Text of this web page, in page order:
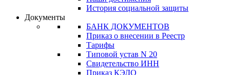
История социальной защиты
Документы
БАНК ДОКУМЕНТОВ
Приказ о внесении в Реестр
Тарифы
Типовой устав N 20
Свидетельство ИНН
Приказ КЭДО